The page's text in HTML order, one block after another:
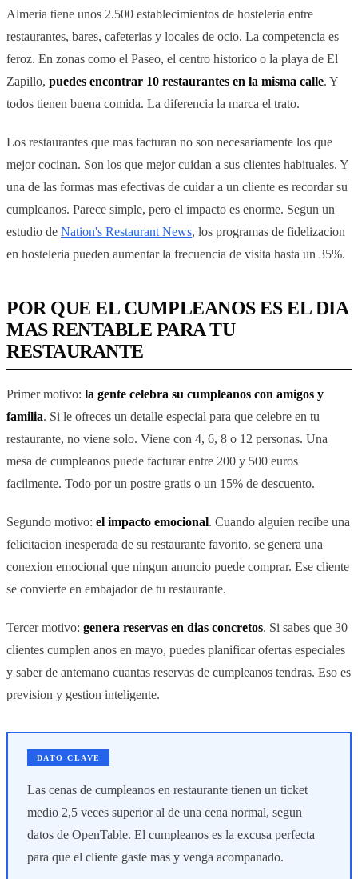
Almeria tiene unos 2.500 establecimientos de hosteleria entre
restaurantes, bares, cafeterias y locales de ocio. La competencia es
feroz. En zonas como el Paseo, el centro historico o la playa de El
Zapillo, puedes encontrar 10 restaurantes en la misma calle. Y
todos tienen buena comida. La diferencia la marca el trato.
Los restaurantes que mas facturan no son necesariamente los que
mejor cocinan. Son los que mejor cuidan a sus clientes habituales. Y
una de las formas mas efectivas de cuidar a un cliente es recordar su
cumpleanos. Parece simple, pero el impacto es enorme. Segun un
estudio de Nation's Restaurant News, los programas de fidelizacion
en hosteleria pueden aumentar la frecuencia de visita hasta un 35%.
POR QUE EL CUMPLEANOS ES EL DIA
MAS RENTABLE PARA TU
RESTAURANTE
Primer motivo: la gente celebra su cumpleanos con amigos y
familia. Si le ofreces un detalle especial para que celebre en tu
restaurante, no viene solo. Viene con 4, 6, 8 o 12 personas. Una
mesa de cumpleanos puede facturar entre 200 y 500 euros
facilmente. Todo por un postre gratis o un 15% de descuento.
Segundo motivo: el impacto emocional. Cuando alguien recibe una
felicitacion inesperada de su restaurante favorito, se genera una
conexion emocional que ningun anuncio puede comprar. Ese cliente
se convierte en embajador de tu restaurante.
Tercer motivo: genera reservas en dias concretos. Si sabes que 30
clientes cumplen anos en mayo, puedes planificar ofertas especiales
y saber de antemano cuantas reservas de cumpleanos tendras. Eso es
prevision y gestion inteligente.
DATO CLAVE
Las cenas de cumpleanos en restaurante tienen un ticket
medio 2,5 veces superior al de una cena normal, segun
datos de OpenTable. El cumpleanos es la excusa perfecta
para que el cliente gaste mas y venga acompanado.